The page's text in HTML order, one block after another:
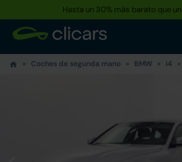
Hasta un 30% más barato que
Coches de segunda mano BMW i4